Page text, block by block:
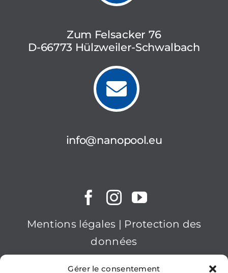
Gérer le consentement
Zum Felsacker 76
D-66773 Hülzweiler-Schwalbach
info@nanopool.eu
Mentions légales | Protection des
données
2023nanopool GmbH